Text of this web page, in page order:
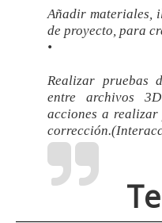
Añadir materiales,
de proyecto, para
•
Realizar pruebas
entre archivos
acciones a